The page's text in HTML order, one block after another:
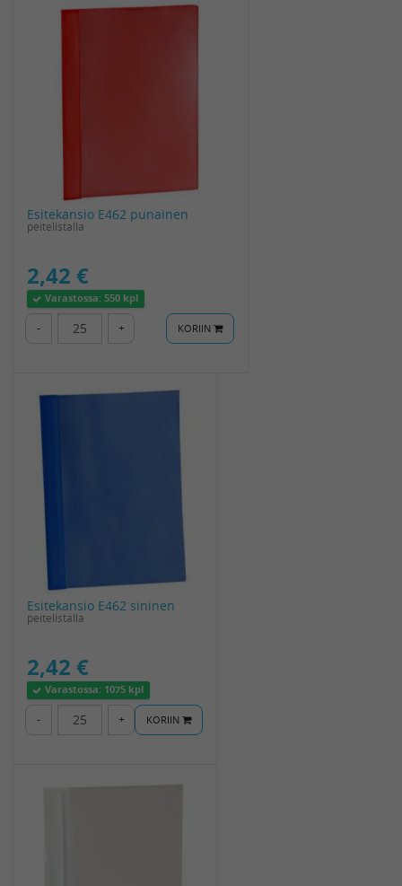
Esitekansio E462 punainen
peitelistalla
2,42 €
Varastossa:550 kpl
- + KORIIN
Esitekansio E462 sininen
peitelistalla
2,42 €
Varastossa: 1075 kpl
- + KORIIN